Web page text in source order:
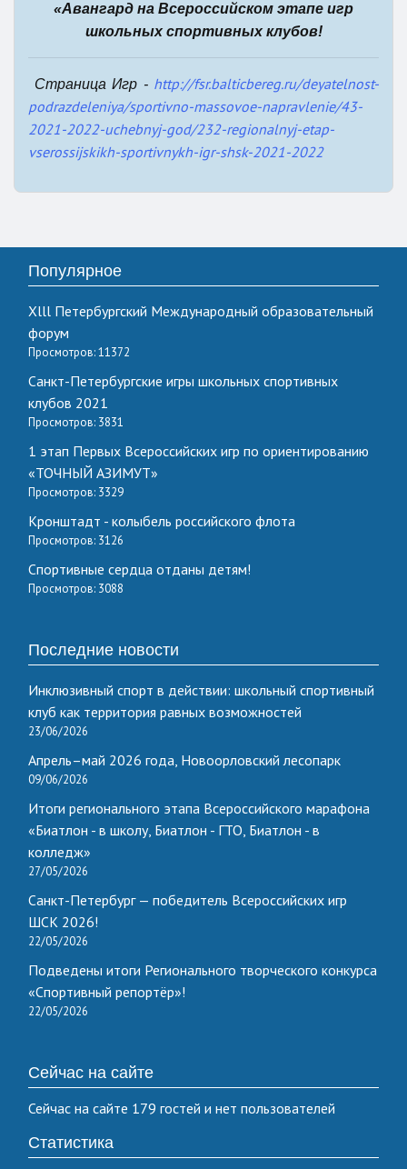
«Авангард на Всероссийском этапе игр
школьных спортивных клубов!
Страница Игр - http://fsr.balticbereg.ru/deyatelnost-
podrazdeleniya/sportivno-massovoe-napravlenie/43-
2021-2022-uchebnyj-god/232-regionalnyj-etap-
vserossijskikh-sportivnykh-igr-shsk-2021-2022
Популярное
Xlll Петербургский Международный образовательный
форум
Просмотров: 11372
Санкт-Петербургские игры школьных спортивных
клубов 2021
Просмотров: 3831
1 этап Первых Всероссийских игр по ориентированию
«ТОЧНЫЙ АЗИМУТ»
Просмотров: 3329
Кронштадт - колыбель российского флота
Просмотров: 3126
Спортивные сердца отданы детям!
Просмотров: 3088
Последние новости
Инклюзивный спорт в действии: школьный спортивный
клуб как территория равных возможностей
23/06/2026
Апрель–май 2026 года, Новоорловский лесопарк
09/06/2026
Итоги регионального этапа Всероссийского марафона
«Биатлон - в школу, Биатлон - ГТО, Биатлон - в
колледж»
27/05/2026
Санкт-Петербург — победитель Всероссийских игр
ШСК 2026!
22/05/2026
Подведены итоги Регионального творческого конкурса
«Спортивный репортёр»!
22/05/2026
Сейчас на сайте
Сейчас на сайте 179 гостей и нет пользователей
Статистика